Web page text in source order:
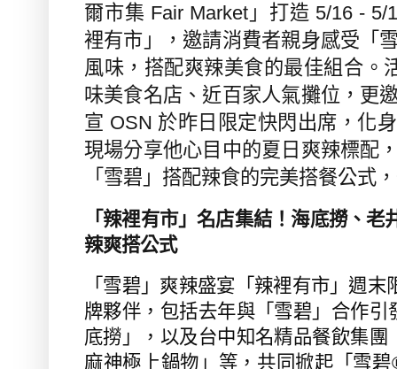
爾市集 Fair Market 」打造 5/16 - 5/
裡有市」，邀請消費者親身感受「
風味，搭配爽辣美食的最佳組合。
味美食名店、近百家人氣攤位，更
宣 OSN 於昨日限定快閃出席，化
現場分享他心目中的夏日爽辣標配
「雪碧」搭配辣食的完美搭餐公式
「辣裡有市」名店集結！海底撈、
辣爽搭公式
「雪碧」爽辣盛宴「辣裡有市」週
牌夥伴，包括去年與「雪碧」合作
底撈」，以及台中知名精品餐飲集
麻神極上鍋物」等，共同掀起「雪碧